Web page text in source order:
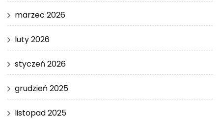
marzec 2026
luty 2026
styczeń 2026
grudzień 2025
listopad 2025